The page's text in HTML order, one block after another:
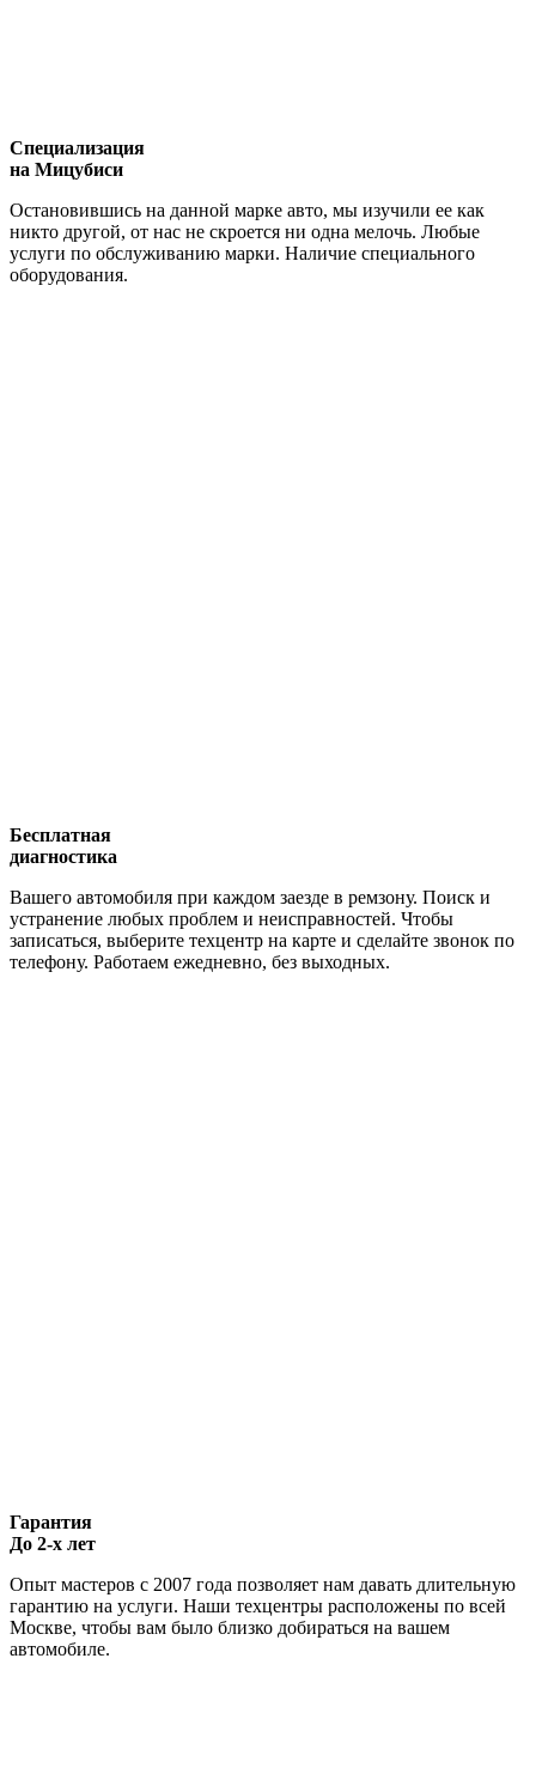
Специализация
на Мицубиси
Остановившись на данной марке авто, мы изучили ее как
никто другой, от нас не скроется ни одна мелочь. Любые
услуги по обслуживанию марки. Наличие специального
оборудования.
Бесплатная
диагностика
Вашего автомобиля при каждом заезде в ремзону. Поиск и
устранение любых проблем и неисправностей. Чтобы
записаться, выберите техцентр на карте и сделайте звонок по
телефону. Работаем ежедневно, без выходных.
Гарантия
До 2-х лет
Опыт мастеров с 2007 года позволяет нам давать длительную
гарантию на услуги. Наши техцентры расположены по всей
Москве, чтобы вам было близко добираться на вашем
автомобиле.